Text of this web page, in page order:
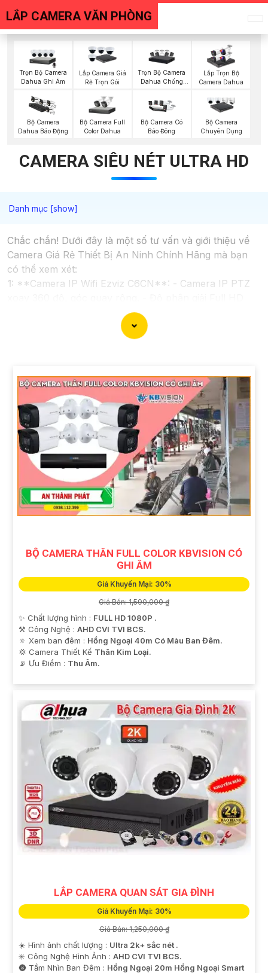
LẮP CAMERA VĂN PHÒNG
Trọn Bộ Camera
Dahua Ghi Âm
Lắp Camera Giá
Rẻ Trọn Gói
Trọn Bộ Camera
Dahua Chống
Lắp Trọn Bộ
Camera Dahua
Bộ Camera
Dahua Báo Động
Bộ Camera Full
Color Dahua
Bộ Camera Có
Báo Đông
Bộ Camera
Chuyên Dụng
CAMERA SIÊU NÉT ULTRA HD
Chắc chắn! Dưới đây là một số tư vấn và giới thiệu về
Camera Giá Rẻ Thiết Bị An Ninh Chính Hãng mà bạn
có thể xem xét:
1: **Camera IP Wifi Ezviz C6CN**: - Camera IP PTZ
1080p. - Hỗ trợ kết nối không dây WiFi. - Tích hợp
công nghệ hồng ngoại thông minh. - Phù hợp để theo
giải 2MP (1920x1080). - Hỗ trợ chống ngược sáng kỹ
thuật số. - Thiết kế vỏ nhựa chống va đập. - Hồng
ngoại ban đêm khoảng cách lên đến 30m.
✳️3:**Camera Dahua HDCVI HAC-HFW1200T**: -
Camera HDCVI 2MP hỗ trợ chất lượng hình ảnh cao. -
Lens cố định 3.6mm. - Tầm quan sát hồng ngoại lên
đến 20m. - Chống ngược sáng Digital WDR, cân bằng
sáng, chống nhiễu 3D. - Giá phải chăng với chất lượng
chắc chắn hơn.
Nhớ kiểm tra và lựa chọn sản phẩm phù hợp với nhu
cửa hàng điện tử uy tín hoặc cửa hàng thiết bị an ninh
chuyên nghiệp. Chúc bạn tìm được giải pháp an ninh
phù hợp!
BỘ CAMERA THÂN FULL COLOR KBVISION CÓ
GHI ÂM
Giá Khuyến Mại: 30%
Giá Bán: 1,590,000 ₫
✨ Chất lượng hình : FULL HD 1080P .
⚒ Công Nghệ : AHD CVI TVI BCS.
🔅 Xem ban đêm : Hồng Ngoại 40m Có Màu Ban Đêm.
💢 Camera Thiết Kế Thân Kim Loại.
️📡 Ưu Điểm : Thu Âm.
LẮP CAMERA QUAN SÁT GIA ĐÌNH
Giá Khuyến Mại: 30%
Giá Bán: 1,250,000 ₫
☀️ Hình ảnh chất lượng : Ultra 2k+ sắc nét .
✳️ Công Nghệ Hình Ảnh : AHD CVI TVI BCS.
🌚 Tầm Nhìn Ban Đêm : Hồng Ngoại 20m Hồng Ngoại Smart